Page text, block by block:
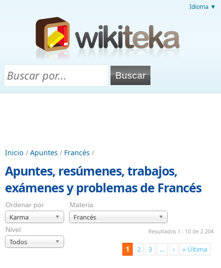
Idioma ▼
Inicio / Apuntes / Francés /
Apuntes, resúmenes, trabajos,
exámenes y problemas de Francés
Ordenar por
Karma
Materia
Francés
Nivel
Todos
Resultados 1 - 10 de 2.204
1 2 3 … › » Última